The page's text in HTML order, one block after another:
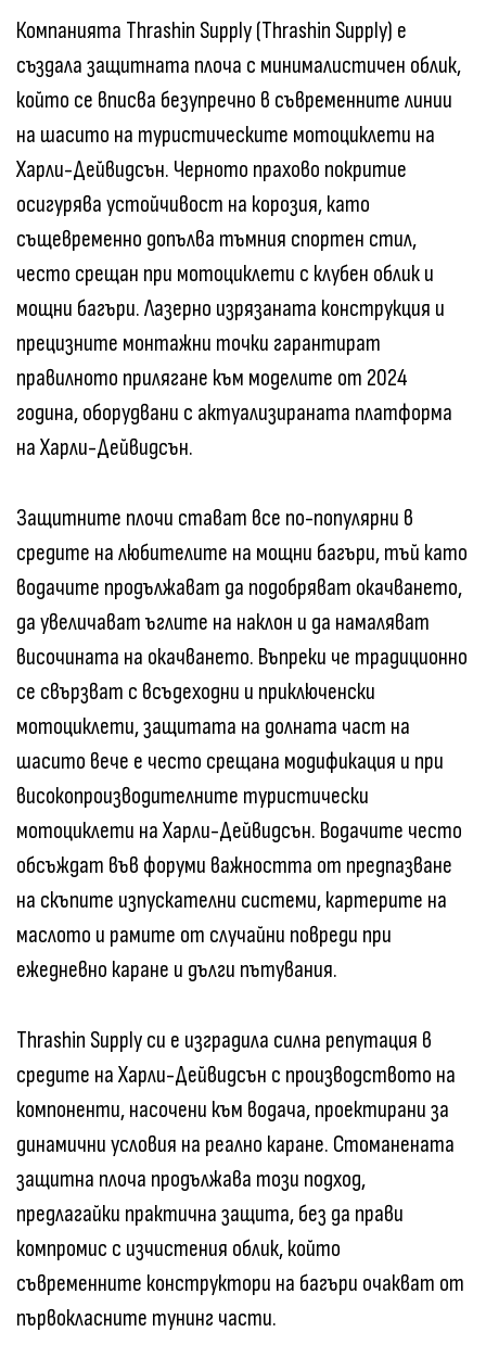
Компанията Thrashin Supply (Thrashin Supply) е
създала защитната плоча с минималистичен облик,
който се вписва безупречно в съвременните линии
на шасито на туристическите мотоциклети на
Харли-Дейвидсън. Черното прахово покритие
осигурява устойчивост на корозия, като
същевременно допълва тъмния спортен стил,
често срещан при мотоциклети с клубен облик и
мощни багъри. Лазерно изрязаната конструкция и
прецизните монтажни точки гарантират
правилното прилягане към моделите от 2024
година, оборудвани с актуализираната платформа
на Харли-Дейвидсън.
Защитните плочи стават все по-популярни в
средите на любителите на мощни багъри, тъй като
водачите продължават да подобряват окачването,
да увеличават ъглите на наклон и да намаляват
височината на окачването. Въпреки че традиционно
се свързват с всъдеходни и приключенски
мотоциклети, защитата на долната част на
шасито вече е често срещана модификация и при
високопроизводителните туристически
мотоциклети на Харли-Дейвидсън. Водачите често
обсъждат във форуми важността от предпазване
на скъпите изпускателни системи, картерите на
маслото и рамите от случайни повреди при
ежедневно каране и дълги пътувания.
Thrashin Supply си е изградила силна репутация в
средите на Харли-Дейвидсън с производството на
компоненти, насочени към водача, проектирани за
динамични условия на реално каране. Стоманената
защитна плоча продължава този подход,
предлагайки практична защита, без да прави
компромис с изчистения облик, който
съвременните конструктори на багъри очакват от
първокласните тунинг части.